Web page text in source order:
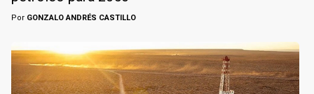
Por GONZALO ANDRÉS CASTILLO